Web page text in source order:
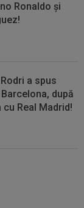
Ronaldo și
a spus
Barcelona, după
Real Madrid!